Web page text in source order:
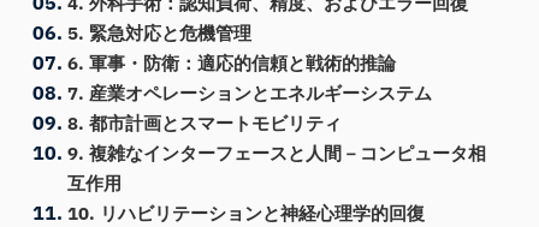
5. 緊急対応と危機管理
6. 軍事・防衛：適応的信頼と戦術的推論
7. 産業オペレーションとエネルギーシステム
8. 都市計画とスマートモビリティ
9. 複雑なインターフェースと人間－コンピュータ相
互作用
10. リハビリテーションと神経心理学的回復